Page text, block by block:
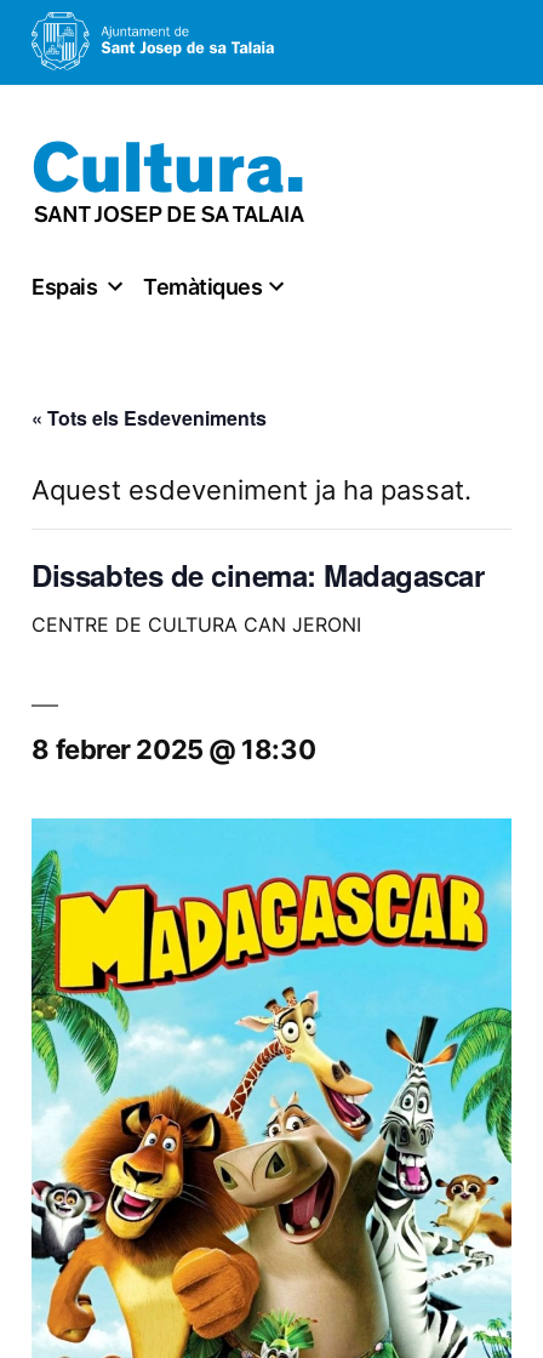
al
contingut
Espais Temàtiques
« Tots els Esdeveniments
Aquest esdeveniment ja ha passat.
Dissabtes de cinema: Madagascar
CENTRE DE CULTURA CAN JERONI
8 febrer 2025 @ 18:30